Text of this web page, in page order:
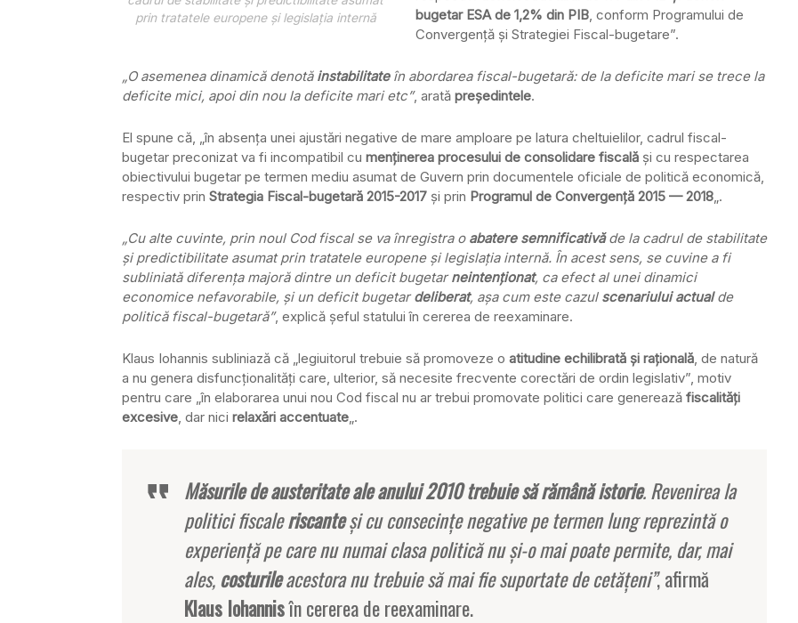
prin tratatele europene şi legislaţia internă
bugetar ESA de 1,2% din PIB, conform Programului de
Convergenţă şi Strategiei Fiscal-bugetare”.
„O asemenea dinamică denotăinstabilitateîn abordarea fiscal-bugetară: de la deficite mari se trece la
deficite mici, apoi din nou la deficite mari etc”, arată preşedintele.
El spune că, „în absenţa unei ajustări negative de mare amploare pe latura cheltuielilor, cadrul fiscal-
bugetar preconizat va fi incompatibil cu menţinerea procesului de consolidare fiscală şi cu respectarea
obiectivului bugetar pe termen mediu asumat de Guvern prin documentele oficiale de politică economică,
respectiv prin Strategia Fiscal-bugetară 2015-2017 şi prin Programul de Convergenţă 2015 — 2018„.
„Cu alte cuvinte, prin noul Cod fiscal se va înregistra o abatere semnificativăde la cadrul de stabilitate
şi predictibilitate asumat prin tratatele europene şi legislaţia internă. În acest sens, se cuvine a fi
subliniată diferenţa majoră dintre un deficit bugetarneintenţionat, ca efect al unei dinamici
economice nefavorabile, şi un deficit bugetardeliberat, aşa cum este cazul scenariului actualde
politică fiscal-bugetară”, explică şeful statului în cererea de reexaminare.
Klaus Iohannis subliniază că „legiuitorul trebuie să promoveze o atitudine echilibrată şi raţională, de natură
a nu genera disfuncţionalităţi care, ulterior, să necesite frecvente corectări de ordin legislativ”, motiv
pentru care „în elaborarea unui nou Cod fiscal nu ar trebui promovate politici care generează fiscalităţi
excesive, dar nici relaxări accentuate„.
Măsurile de austeritate ale anului 2010 trebuie să rămână istorie. Revenirea la
politici fiscaleriscanteşi cu consecinţe negative pe termen lung reprezintă o
experienţă pe care nu numai clasa politică nu şi-o mai poate permite, dar, mai
ales,costurileacestora nu trebuie să mai fie suportate de cetăţeni”, afirmă
Klaus Iohannisîn cererea de reexaminare.